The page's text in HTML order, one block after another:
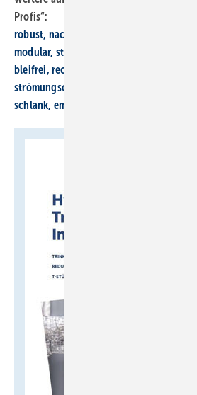
Profis“:
robust, nach­hal­tig, schützend
mo­du­lar, struk­tu­riert, hy­gie­nisch
blei­frei, recy­celt, dicht
strö­mungs­opti­miert, leicht, sen­sor­basiert
schlank, emis­si­ons­arm, di­gi­tal steu­er­bar